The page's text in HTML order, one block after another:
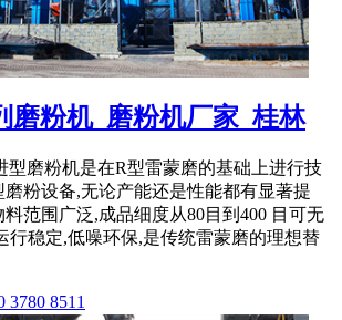
磨粉机_磨粉机厂家_桂林
型磨粉机是在R型雷蒙磨的基础上进行技
粉设备,无论产能还是性能都有显著提
范围广泛,成品细度从80目到400 目可无
行稳定,低噪环保,是传统雷蒙磨的理想替
3780 8511